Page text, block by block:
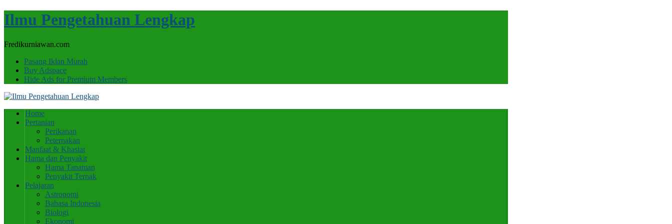
Ilmu Pengetahuan Lengkap
Fredikurniawan.com
Pasang Iklan Murah
Buy Adspace
Hide Ads for Premium Members
Home
Pertanian
Perikanan
Peternakan
Manfaat & Khasiat
Hama dan Penyakit
Hama Tanaman
Penyakit Ternak
Pelajaran
Astronomi
Bahasa Indonesia
Biologi
Ekonomi